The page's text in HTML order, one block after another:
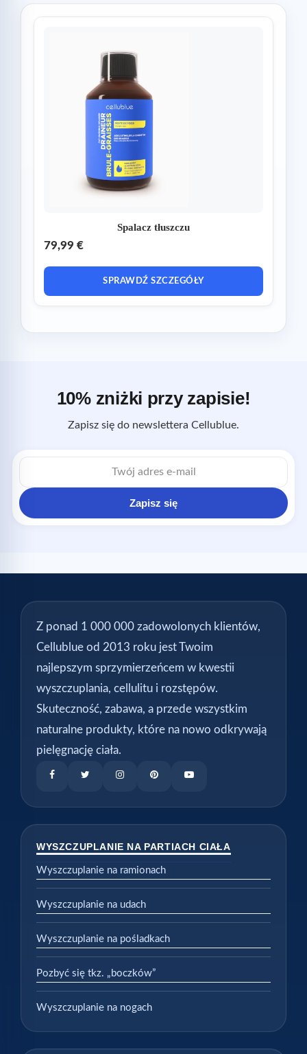
Spalacz tłuszczu
79,99 €
SPRAWDŹ SZCZEGÓŁY
10% zniżki przy zapisie!
Zapisz się do newslettera Cellublue.
Adres
e-
Zapisz się
Z ponad 1 000 000 zadowolonych klientów,
Cellublue od 2013 roku jest Twoim
najlepszym sprzymierzeńcem w kwestii
wyszczuplania, cellulitu i rozstępów.
Skuteczność, zabawa, a przede wszystkim
naturalne produkty, które na nowo odkrywają
pielęgnację ciała.
WYSZCZUPLANIE NA PARTIACH CIAŁA
Wyszczuplanie na ramionach
Wyszczuplanie na udach
Wyszczuplanie na pośladkach
Pozbyć się tkz. „boczków”
Wyszczuplanie na nogach